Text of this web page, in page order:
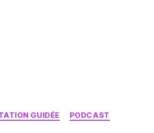
Catégories
GUIDÉE PODCAST